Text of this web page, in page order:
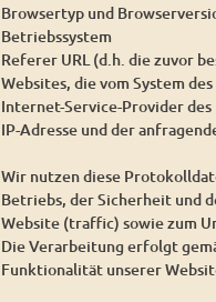
Browsertyp und
Betriebssystem
Referer URL (d.h. die zuvor
Websites, die vom System
Internet-Service-Provider
IP-Adresse und der
Wir nutzen diese
Betriebs, der Sicherheit und
Website (traffic) sowie zum
Die Verarbeitung erfolgt
Funktionalität unserer